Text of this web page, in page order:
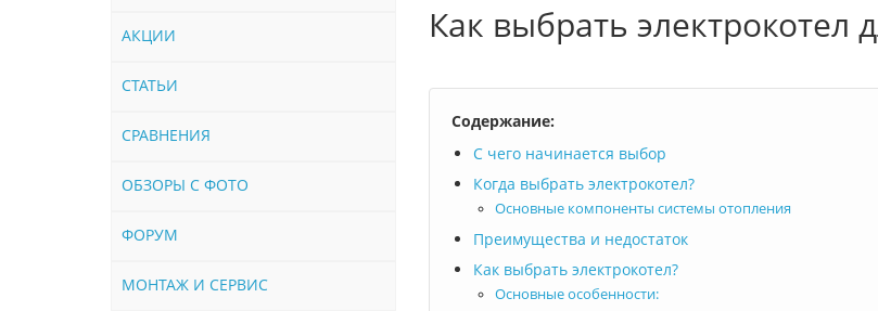
АКЦИИ
СТАТЬИ
СРАВНЕНИЯ
ОБЗОРЫ С ФОТО
ФОРУМ
МОНТАЖ И СЕРВИС
Как выбрать электрокотел
Содержание:
С чего начинается выбор
Когда выбрать электрокотел?
Основные компоненты системы отопления
Преимущества и недостаток
Как выбрать электрокотел?
Основные особенности: